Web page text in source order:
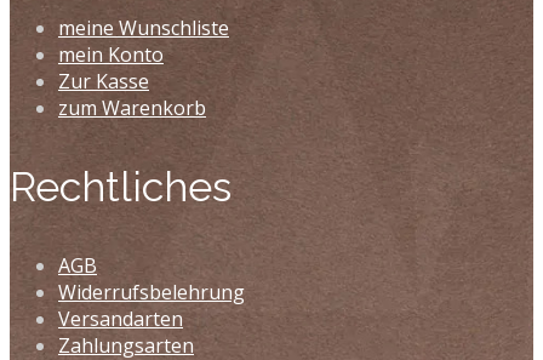
meine Wunschliste
mein Konto
Zur Kasse
zum Warenkorb
Rechtliches
AGB
Widerrufsbelehrung
Versandarten
Zahlungsarten